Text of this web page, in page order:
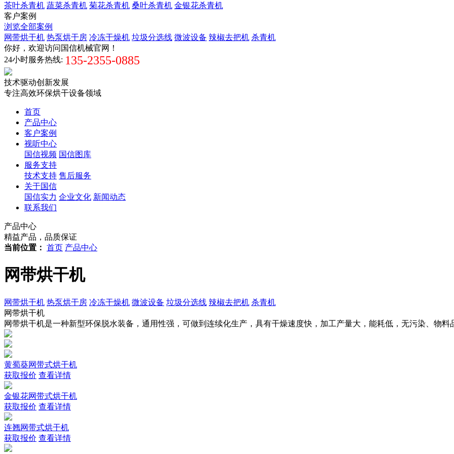
茶叶杀青机 蔬菜杀青机 菊花杀青机 桑叶杀青机 金银花杀青机
客户案例
浏览全部案例
网带烘干机 热泵烘干房 冷冻干燥机 垃圾分选线 微波设备 辣椒去把机 杀青机
你好，欢迎访问国信机械官网！
24小时服务热线: 135-2355-0885
技术驱动创新发展
专注高效环保烘干设备领域
首页
产品中心
客户案例
视听中心
国信视频 国信图库
服务支持
技术支持 售后服务
关于国信
国信实力 企业文化 新闻动态
联系我们
产品中心
精益产品，品质保证
当前位置： 首页 产品中心
网带烘干机
网带烘干机 热泵烘干房 冷冻干燥机 微波设备 垃圾分选线 辣椒去把机 杀青机
网带烘干机
网带烘干机是一种新型环保脱水装备，通用性强，可做到连续化生产，具有干燥速度快，加工产量大，能耗低，无污染、物料
黄蜀葵网带式烘干机
获取报价 查看详情
金银花网带式烘干机
获取报价 查看详情
连翘网带式烘干机
获取报价 查看详情